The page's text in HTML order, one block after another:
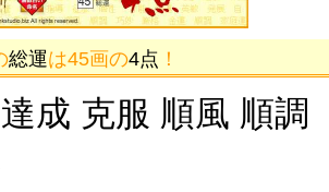
総運は45画の4点 ！
成 克服 順風 順調